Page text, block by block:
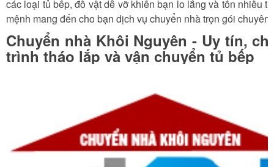
các loại tủ bếp, đồ vật dễ vỡ khiến bạn lo lắng và tốn nhiều
mệnh mang đến cho bạn dịch vụ chuyển nhà trọn gói
Chuyển nhà Khôi Nguyên - Uy tín,
trình tháo lắp và vận chuyển tủ bếp